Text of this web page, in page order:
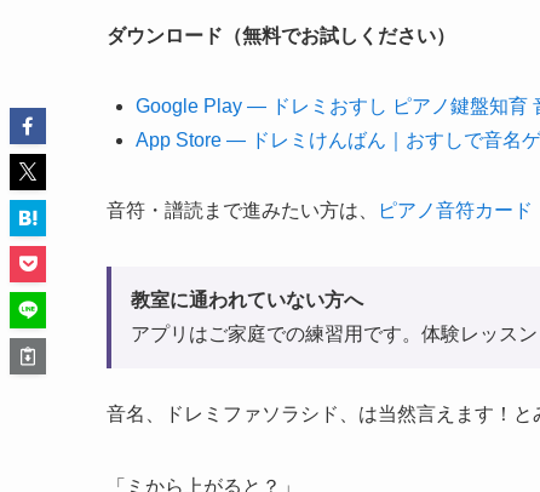
ダウンロード（無料でお試しください）
Google Play — ドレミおすし ピアノ鍵盤知育
App Store — ドレミけんばん｜おすしで音名
音符・譜読まで進みたい方は、 ピアノ音符カー
教室に通われていない方へ
アプリはご家庭での練習用です。体験レッス
音名、ドレミファソラシド、は当然言えます！と
「ミから上がると？」